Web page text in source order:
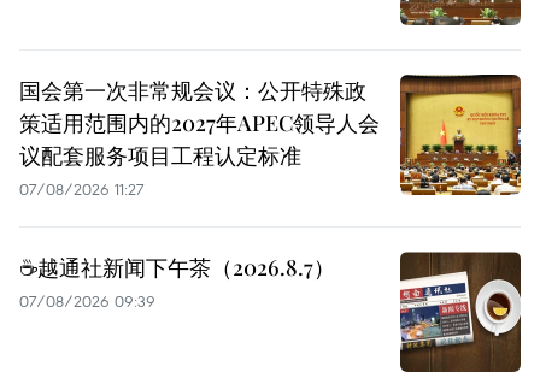
国会第一次非常规会议：公开特殊政
策适用范围内的2027年APEC领导人会
议配套服务项目工程认定标准
07/08/2026 11:27
☕️越通社新闻下午茶（2026.8.7）
07/08/2026 09:39